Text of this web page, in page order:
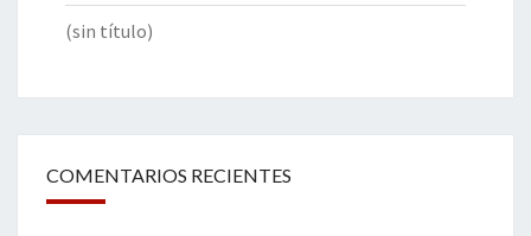
(sin título)
COMENTARIOS RECIENTES